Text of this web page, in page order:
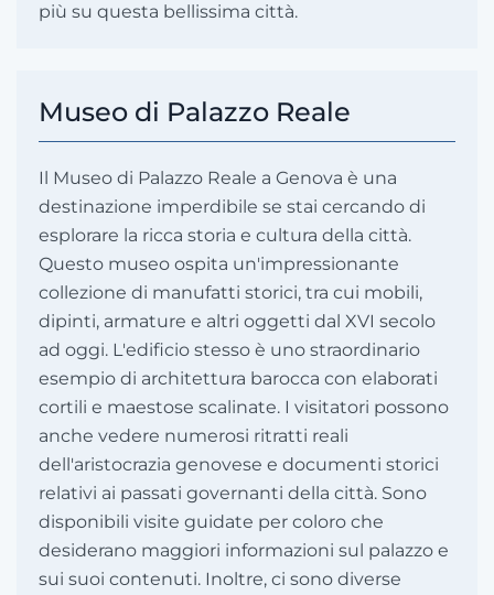
più su questa bellissima città.
Museo di Palazzo Reale
Il Museo di Palazzo Reale a Genova è una
destinazione imperdibile se stai cercando di
esplorare la ricca storia e cultura della città.
Questo museo ospita un'impressionante
collezione di manufatti storici, tra cui mobili,
dipinti, armature e altri oggetti dal XVI secolo
ad oggi. L'edificio stesso è uno straordinario
esempio di architettura barocca con elaborati
cortili e maestose scalinate. I visitatori possono
anche vedere numerosi ritratti reali
dell'aristocrazia genovese e documenti storici
relativi ai passati governanti della città. Sono
disponibili visite guidate per coloro che
desiderano maggiori informazioni sul palazzo e
sui suoi contenuti. Inoltre, ci sono diverse